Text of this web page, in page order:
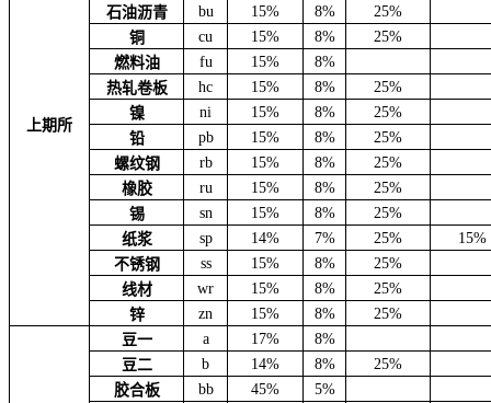
上期所
石油沥青
bu 15% 8%
25%
铜
cu 15% 8%
25%
燃料油
fu 15%
8%
热轧卷板
hc 15% 8%
25%
镍
ni 15% 8%
25%
铅
pb 15% 8%
25%
螺纹钢
rb 15% 8%
25%
橡胶
ru 15% 8%
25%
锡
sn 15% 8%
25%
纸浆
sp 14% 7% 25%
15%
不锈钢
ss 15% 8%
25%
线材
wr 15% 8%
25%
锌
zn 15% 8%
25%
豆一
a 17%
8%
豆二
b 14% 8%
25%
胶合板
bb 45% 5%